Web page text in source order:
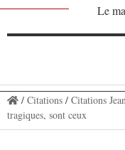
Ajout texte ou
Le
/ Citations/ Citations
tragiques, sont ceux